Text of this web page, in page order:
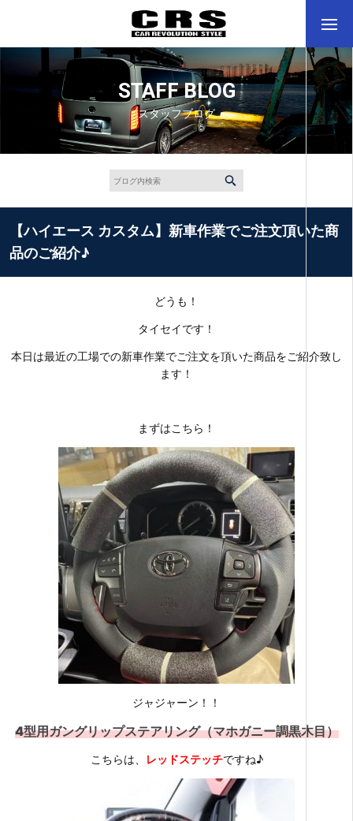
STAFF BLOG
スタッフブログ
【ハイエース カスタム】新車作業でご注文頂いた商
品のご紹介♪
どうも！
タイセイです！
本日は最近の工場での新車作業でご注文を頂いた商品をご紹介致し
ます！
まずはこちら！
ジャジャーン！！
4型用ガングリップステアリング（マホガニー調黒木目）
こちらは、 レッドステッチですね♪